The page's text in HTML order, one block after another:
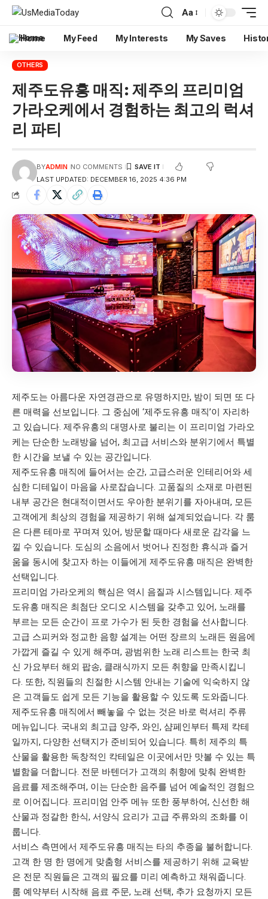
Aa
Home My Feed My Interests My Saves
OTHERS
제주도유흥 매직: 제주의 프리미엄
가라오케에서 경험하는 최고의 럭셔
리 파티
LAST UPDATED: DECEMBER 16, 2025 4:36 PM
BYADMIN NO COMMENTS
제주도는 아름다운 자연경관으로 유명하지만, 밤이 되면 또 다
른 매력을 선보입니다. 그 중심에 ‘제주도유흥 매직’이 자리하
고 있습니다. 제주유흥의 대명사로 불리는 이 프리미엄 가라오
케는 단순한 노래방을 넘어, 최고급 서비스와 분위기에서 특별
한 시간을 보낼 수 있는 공간입니다.
제주도유흥 매직에 들어서는 순간, 고급스러운 인테리어와 세
심한 디테일이 마음을 사로잡습니다. 고품질의 소재로 마련된
내부 공간은 현대적이면서도 우아한 분위기를 자아내며, 모든
고객에게 최상의 경험을 제공하기 위해 설계되었습니다. 각 룸
은 다른 테마로 꾸며져 있어, 방문할 때마다 새로운 감각을 느
낄 수 있습니다. 도심의 소음에서 벗어나 진정한 휴식과 즐거
움을 동시에 찾고자 하는 이들에게 제주도유흥 매직은 완벽한
선택입니다.
프리미엄 가라오케의 핵심은 역시 음질과 시스템입니다. 제주
도유흥 매직은 최첨단 오디오 시스템을 갖추고 있어, 노래를
부르는 모든 순간이 프로 가수가 된 듯한 경험을 선사합니다.
고급 스피커와 정교한 음향 설계는 어떤 장르의 노래든 원음에
가깝게 즐길 수 있게 해주며, 광범위한 노래 리스트는 한국 최
신 가요부터 해외 팝송, 클래식까지 모든 취향을 만족시킵니
다. 또한, 직원들의 친절한 시스템 안내는 기술에 익숙하지 않
은 고객들도 쉽게 모든 기능을 활용할 수 있도록 도와줍니다.
제주도유흥 매직에서 빼놓을 수 없는 것은 바로 럭셔리 주류
메뉴입니다. 국내외 최고급 양주, 와인, 샴페인부터 특제 칵테
일까지, 다양한 선택지가 준비되어 있습니다. 특히 제주의 특
산물을 활용한 독창적인 칵테일은 이곳에서만 맛볼 수 있는 특
별함을 더합니다. 전문 바텐더가 고객의 취향에 맞춰 완벽한
음료를 제조해주며, 이는 단순한 음주를 넘어 예술적인 경험으
로 이어집니다. 프리미엄 안주 메뉴 또한 풍부하여, 신선한 해
산물과 정갈한 한식, 서양식 요리가 고급 주류와의 조화를 이
룹니다.
서비스 측면에서 제주도유흥 매직는 타의 추종을 불허합니다.
고객 한 명 한 명에게 맞춤형 서비스를 제공하기 위해 교육받
은 전문 직원들은 고객의 필요를 미리 예측하고 채워줍니다.
룸 예약부터 시작해 음료 주문, 노래 선택, 추가 요청까지 모든